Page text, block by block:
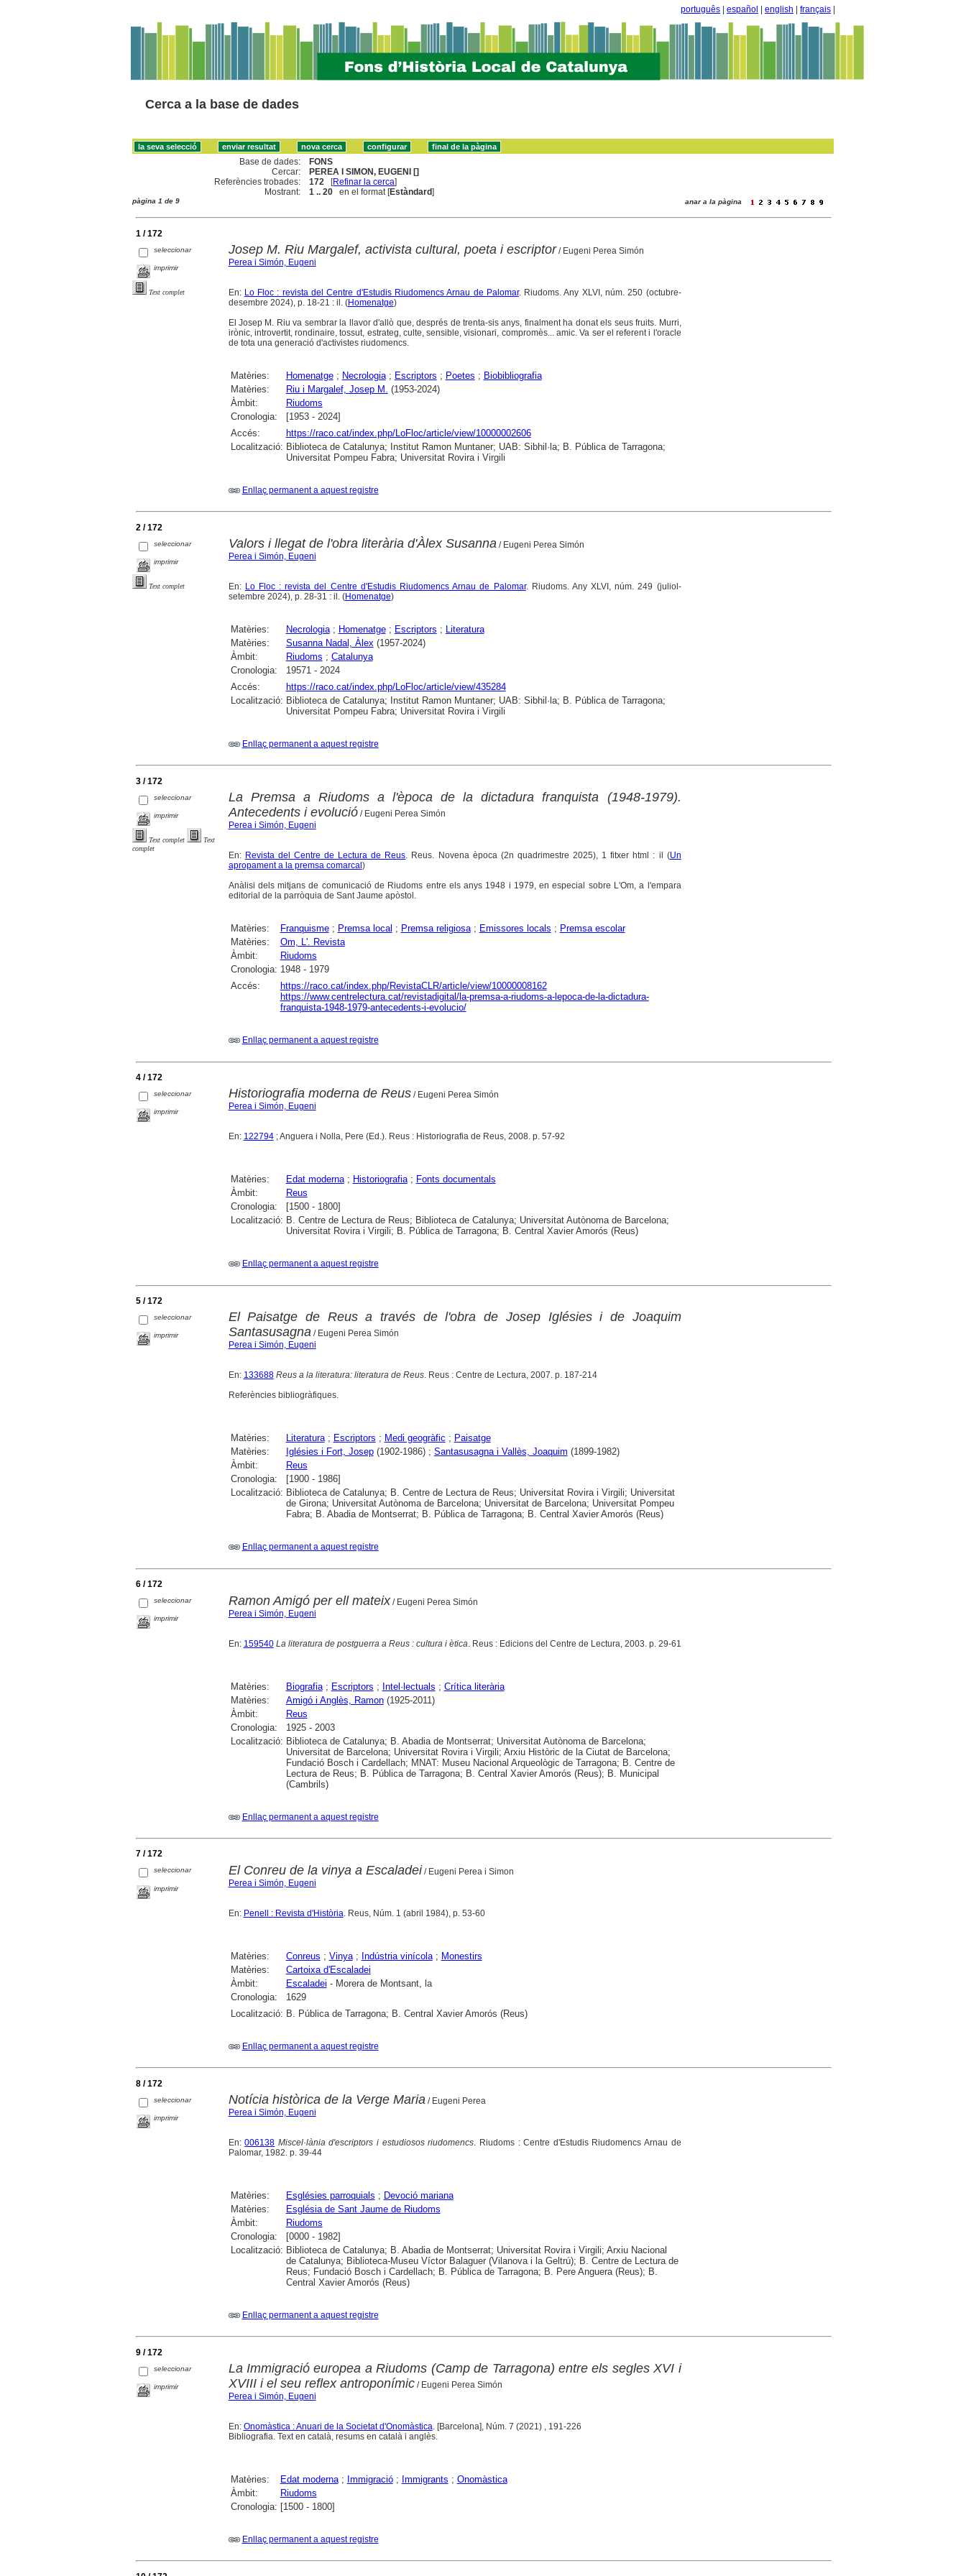
português español english français
Cerca a la base de dades
Base de dades:
FONS
Cercar:
PEREA I SIMON, EUGENI []
Referències trobades:
172 [Refinar la cerca]
Mostrant:
1 .. 20 en el format [Estàndard]
pàgina 1 de 9 anar a la pàgina
1 / 172
seleccionar
imprimir
Text complet
Josep M. Riu Margalef, activista cultural, poeta i escriptor/ Eugeni Perea Simón
Perea i Simón, Eugeni
En: Lo Floc : revista del Centre d'Estudis Riudomencs Arnau de Palomar. Riudoms. Any XLVI, núm. 250 (octubre-
desembre 2024), p. 18-21 : il. (Homenatge)
El Josep M. Riu va sembrar la llavor d'allò que, després de trenta-sis anys, finalment ha donat els seus fruits. Murri,
irònic, introvertit, rondinaire, tossut, estrateg, culte, sensible, visionari, compromès... amic. Va ser el referent i l'oracle
de tota una generació d'activistes riudomencs.
Matèries: Homenatge; Necrologia; Escriptors ; Poetes ; Biobibliografia
Matèries:
Riu i Margalef, Josep M.
(1953-2024)
Àmbit:
Riudoms
Cronologia:
[1953 - 2024]
Accés:
https://raco.cat/index.php/LoFloc/article/view/10000002606
Localització: Biblioteca de Catalunya; Institut Ramon Muntaner; UAB: Sibhil·la; B. Pública de Tarragona;
Universitat Pompeu Fabra; Universitat Rovira i Virgili
Enllaç permanent a aquest registre
2 / 172
seleccionar
imprimir
Text complet
Valors i llegat de l'obra literària d'Àlex Susanna/ Eugeni Perea Simón
Perea i Simón, Eugeni
En: Lo Floc : revista del Centre d'Estudis Riudomencs Arnau de Palomar. Riudoms. Any XLVI, núm. 249 (juliol-
setembre 2024), p. 28-31 : il. (Homenatge)
Matèries: Necrologia; Homenatge; Escriptors ; Literatura
Matèries:
Susanna Nadal, Àlex(1957-2024)
Àmbit:
Riudoms ; Catalunya
Cronologia:
19571 - 2024
Accés:
https://raco.cat/index.php/LoFloc/article/view/435284
Localització: Biblioteca de Catalunya; Institut Ramon Muntaner; UAB: Sibhil·la; B. Pública de Tarragona;
Universitat Pompeu Fabra; Universitat Rovira i Virgili
Enllaç permanent a aquest registre
3 / 172
seleccionar
imprimir
Text complet
Text
complet
La Premsa a Riudoms a l'època de la dictadura franquista (1948-1979).
Antecedents i evolució/ Eugeni Perea Simón
Perea i Simón, Eugeni
En: Revista del Centre de Lectura de Reus. Reus. Novena època (2n quadrimestre 2025), 1 fitxer html : il (Un
apropament a la premsa comarcal )
Anàlisi dels mitjans de comunicació de Riudoms entre els anys 1948 i 1979, en especial sobre L'Om, a l'empara
editorial de la parròquia de Sant Jaume apòstol.
Matèries: Franquisme; Premsa local ; Premsa religiosa; Emissores locals ; Premsa escolar
Matèries:
Om, L'. Revista
Àmbit:
Riudoms
Cronologia: 1948 - 1979
Accés:
https://raco.cat/index.php/RevistaCLR/article/view/10000008162
https://www.centrelectura.cat/revistadigital/la-premsa-a-riudoms-a-lepoca-de-la-dictadura-
franquista-1948-1979-antecedents-i-evolucio/
Enllaç permanent a aquest registre
4 / 172
seleccionar
imprimir
Historiografia moderna de Reus/ Eugeni Perea Simón
Perea i Simón, Eugeni
En: 122794 ; Anguera i Nolla, Pere (Ed.). Reus : Historiografia de Reus, 2008. p. 57-92
Matèries: Edat moderna; Historiografia; Fonts documentals
Àmbit:
Reus
Cronologia:
[1500 - 1800]
Localització: B. Centre de Lectura de Reus; Biblioteca de Catalunya; Universitat Autònoma de Barcelona;
Universitat Rovira i Virgili; B. Pública de Tarragona; B. Central Xavier Amorós (Reus)
Enllaç permanent a aquest registre
5 / 172
seleccionar
imprimir
El Paisatge de Reus a través de l'obra de Josep Iglésies i de Joaquim
Santasusagna/ Eugeni Perea Simón
Perea i Simón, Eugeni
En: 133688 Reus a la literatura: literatura de Reus. Reus : Centre de Lectura, 2007. p. 187-214
Referències bibliogràfiques.
Matèries: Literatura; Escriptors ; Medi geogràfic ; Paisatge
Matèries:
Iglésies i Fort, Josep(1902-1986) ; Santasusagna i Vallès, Joaquim (1899-1982)
Àmbit:
Reus
Cronologia:
[1900 - 1986]
Localització: Biblioteca de Catalunya; B. Centre de Lectura de Reus; Universitat Rovira i Virgili; Universitat
de Girona; Universitat Autònoma de Barcelona; Universitat de Barcelona; Universitat Pompeu
Fabra; B. Abadia de Montserrat; B. Pública de Tarragona; B. Central Xavier Amorós (Reus)
Enllaç permanent a aquest registre
6 / 172
seleccionar
imprimir
Ramon Amigó per ell mateix/ Eugeni Perea Simón
Perea i Simón, Eugeni
En: 159540 La literatura de postguerra a Reus : cultura i ètica . Reus : Edicions del Centre de Lectura, 2003. p. 29-61
Matèries: Biografia; Escriptors ; Intel·lectuals ; Crítica literària
Matèries:
Amigó i Anglès, Ramon(1925-2011)
Àmbit:
Reus
Cronologia:
1925 - 2003
Localització: Biblioteca de Catalunya; B. Abadia de Montserrat; Universitat Autònoma de Barcelona;
Universitat de Barcelona; Universitat Rovira i Virgili; Arxiu Històric de la Ciutat de Barcelona;
Fundació Bosch i Cardellach; MNAT: Museu Nacional Arqueològic de Tarragona; B. Centre de
Lectura de Reus; B. Pública de Tarragona; B. Central Xavier Amorós (Reus); B. Municipal
(Cambrils)
Enllaç permanent a aquest registre
7 / 172
seleccionar
imprimir
El Conreu de la vinya a Escaladei/ Eugeni Perea i Simon
Perea i Simón, Eugeni
En: Penell : Revista d'Història . Reus, Núm. 1 (abril 1984), p. 53-60
Matèries: Conreus ; Vinya; Indústria vinícola; Monestirs
Matèries:
Cartoixa d'Escaladei
Àmbit:
Escaladei - Morera de Montsant, la
Cronologia:
1629
Localització: B. Pública de Tarragona; B. Central Xavier Amorós (Reus)
Enllaç permanent a aquest registre
8 / 172
seleccionar
imprimir
Notícia històrica de la Verge Maria / Eugeni Perea
Perea i Simón, Eugeni
En:006138 Miscel·lània d'escriptors i estudiosos riudomencs . Riudoms : Centre d'Estudis Riudomencs Arnau de
Palomar, 1982. p. 39-44
Matèries: Esglésies parroquials ; Devoció mariana
Matèries:
Església de Sant Jaume de Riudoms
Àmbit:
Riudoms
Cronologia:
[0000 - 1982]
Localització: Biblioteca de Catalunya; B. Abadia de Montserrat; Universitat Rovira i Virgili; Arxiu Nacional
de Catalunya; Biblioteca-Museu Víctor Balaguer (Vilanova i la Geltrú); B. Centre de Lectura de
Reus; Fundació Bosch i Cardellach; B. Pública de Tarragona; B. Pere Anguera (Reus); B.
Central Xavier Amorós (Reus)
Enllaç permanent a aquest registre
9 / 172
seleccionar
imprimir
La Immigració europea a Riudoms (Camp de Tarragona) entre els segles XVI i
XVIII i el seu reflex antroponímic/ Eugeni Perea Simón
Perea i Simón, Eugeni
En: Onomàstica : Anuari de la Societat d'Onomàstica. [Barcelona], Núm. 7 (2021) , 191-226
Bibliografia. Text en català, resums en català i anglès.
Matèries: Edat moderna; Immigració; Immigrants ; Onomàstica
Àmbit:
Riudoms
Cronologia: [1500 - 1800]
Enllaç permanent a aquest registre